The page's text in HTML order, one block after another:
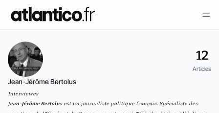
12
Articles
Jean-Jérôme Bertolus
Interviewes
Jean-Jérôme Bertolusest un journaliste politique français. Spécialiste des